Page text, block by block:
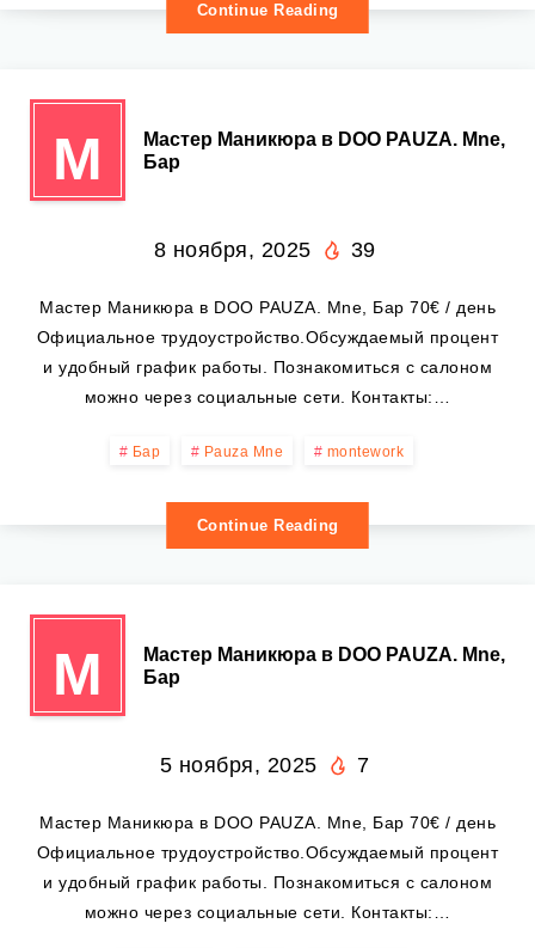
Continue Reading
М
Мастер Маникюра в DOO PAUZA. Mne,
Бар
8 ноября, 2025 39
Мастер Маникюра в DOO PAUZA. Mne, Бар 70€ / день
Официальное трудоустройство.Обсуждаемый процент
и удобный график работы. Познакомиться с салоном
можно через социальные сети. Контакты:…
Бар Pauza Mne montework
Continue Reading
М
Мастер Маникюра в DOO PAUZA. Mne,
Бар
5 ноября, 2025 7
Мастер Маникюра в DOO PAUZA. Mne, Бар 70€ / день
Официальное трудоустройство.Обсуждаемый процент
и удобный график работы. Познакомиться с салоном
можно через социальные сети. Контакты:…